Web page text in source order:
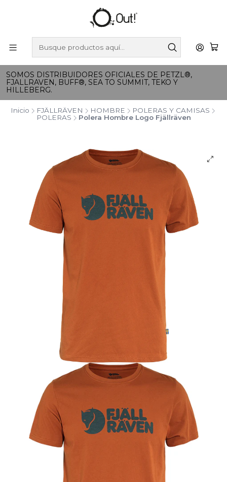
SOMOS DISTRIBUIDORES OFICIALES DE PETZL®,
FJALLRAVEN, BUFF®, SEA TO SUMMIT, TEKO Y
HILLEBERG.
Inicio FJÄLLRÄVEN HOMBRE
POLERAS Y CAMISAS
POLERAS
Polera Hombre Logo Fjällräven